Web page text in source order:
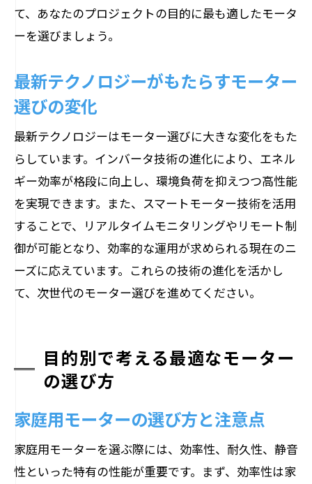
て、あなたのプロジェクトの目的に最も適したモータ
ーを選びましょう。
最新テクノロジーがもたらすモーター
選びの変化
最新テクノロジーはモーター選びに大きな変化をもた
らしています。インバータ技術の進化により、エネル
ギー効率が格段に向上し、環境負荷を抑えつつ高性能
を実現できます。また、スマートモーター技術を活用
することで、リアルタイムモニタリングやリモート制
御が可能となり、効率的な運用が求められる現在のニ
ーズに応えています。これらの技術の進化を活かし
て、次世代のモーター選びを進めてください。
目的別で考える最適なモーター
の選び方
家庭用モーターの選び方と注意点
家庭用モーターを選ぶ際には、効率性、耐久性、静音
性といった特有の性能が重要です。まず、効率性は家